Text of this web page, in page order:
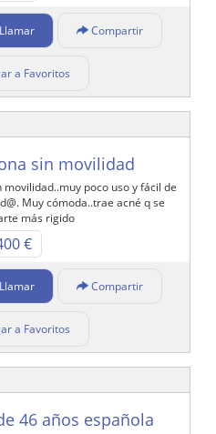
Llamar Compartir
a Favoritos
sin movilidad
poco uso y fácil de
Muy cómoda..trae acné q se
más rigido
€
Llamar Compartir
a Favoritos
46 años española